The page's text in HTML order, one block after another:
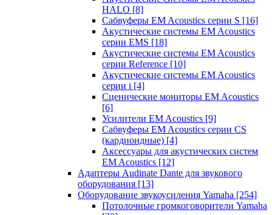
HALO [8]
Сабвуферы EM Acoustics серии S [16]
Акустические системы EM Acoustics
серии EMS [18]
Акустические системы EM Acoustics
серии Reference [10]
Акустические системы EM Acoustics
серии i [4]
Сценические мониторы EM Acoustics
[6]
Усилители EM Acoustics [9]
Сабвуферы EM Acoustics серии CS
(кардиоидные) [4]
Аксессуары для акустических систем
EM Acoustics [12]
Адаптеры Audinate Dante для звукового
оборудования [13]
Оборудование звукоусиления Yamaha [254]
Потолочные громкоговорители Yamaha